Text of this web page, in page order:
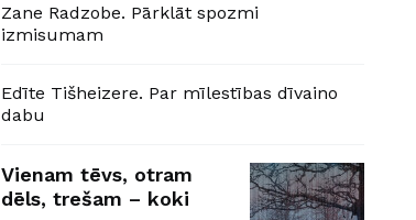
Zane Radzobe. Pārklāt spozmi
izmisumam
Edīte Tišheizere. Par mīlestības dīvaino
dabu
Vienam tēvs, otram
dēls, trešam – koki